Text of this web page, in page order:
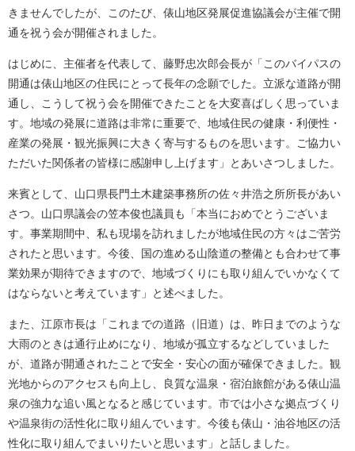
きませんでしたが、このたび、俵山地区発展促進協議会が主催で開
通を祝う会が開催されました。
はじめに、主催者を代表して、藤野忠次郎会長が「このバイパスの
開通は俵山地区の住民にとって長年の念願でした。立派な道路が開
通し、こうして祝う会を開催できたことを大変喜ばしく思っていま
す。地域の発展に道路は非常に重要で、地域住民の健康・利便性・
産業の発展・観光振興に大きく寄与するものを思います。ご協力い
ただいた関係者の皆様に感謝申し上げます」とあいさつしました。
来賓として、山口県長門土木建築事務所の佐々井浩之所所長があい
さつ。山口県議会の笠本俊也議員も「本当におめでとうございま
す。事業期間中、私も現場を訪れましたが地域住民の方々はご苦労
されたと思います。今後、国の進める山陰道の整備とも合わせて事
業効果が期待できますので、地域づくりにも取り組んでいかなくて
はならないと考えています」と述べました。
また、江原市長は「これまでの道路（旧道）は、昨日までのような
大雨のときは通行止めになり、地域が孤立するなどしていました
が、道路が開通されたことで安全・安心の面が確保できました。観
光地からのアクセスも向上し、良質な温泉・宿泊旅館がある俵山温
泉の強力な追い風となると感じています。市では小さな拠点づくり
や温泉街の活性化に取り組んでいます。今後も俵山・油谷地区の活
性化に取り組んでまいりたいと思います」と話しました。